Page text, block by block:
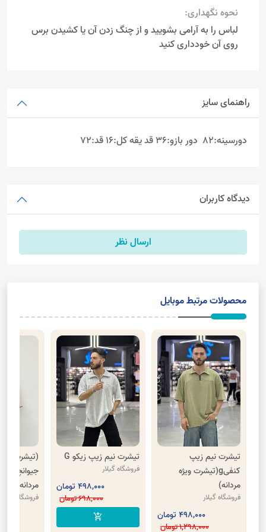
نحوه نگهداری:
لباس را به آرامی بشویید و از چنگ زدن آن یا کشیدن برس
روی آن خودداری کنید
راهنمای سایز
دورسینه:82 دور بازو:36 قد یقه کل:16 قد:72
دیدگاه کاربران
ارسال نظر
محصولات مرتبط موبایل
تیشرت نیم زیپ
کنفیg(تیشرت ویژه
مردانه)
فروشگاه گیلار
498,000 تومان
1,298,000 تومان
تیشرت نیم زیپ زیکو G
فروشگاه گیلار
498,000 تومان
698,000 تومان
add_shopping_cart
(تیشرت
مردانه)
فروشگاه گیلار